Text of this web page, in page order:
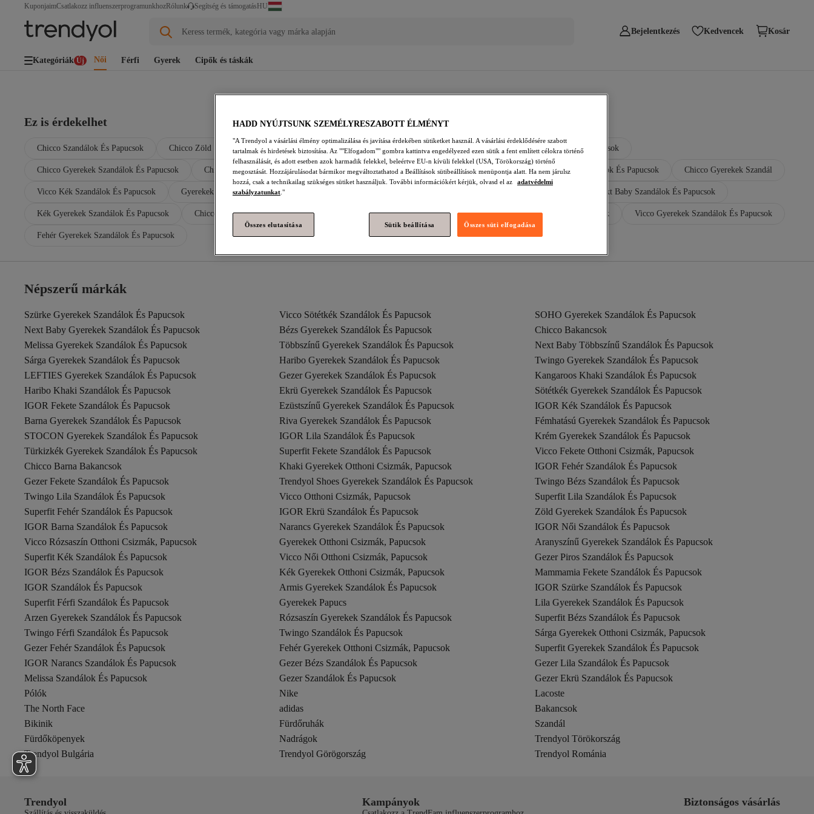
KuponjaimCsatlakozz influenszerprogramunkhoz Rólunk Segítség és támogatásHU
Keress termék, kategória vagy márka alapján Bejelentkezés Kedvencek Kosár
Kategóriák Új Női Férfi Gyerek Cipők és táskák
Ez is érdekelhet
Chicco Szandálok És Papucsok Chicco Zöld Szandálok És Papucsok Chicco Fehér Szandálok És Papucsok Chicco Ezüstszínű Szandálok És Papucsok
Chicco Gyerekek Szandálok És Papucsok Chicco Rózsaszín Szandálok És Papucsok Chicco Kék Szandálok És Papucsok Chicco Sötétkék Szandálok És Papucsok Chicco Gyerekek Szandál
Vicco Kék Szandálok És Papucsok Gyerekek Szandálok És Papucsok Next Baby Szandálok És Papucsok
Kék Gyerekek Szandálok És Papucsok Chicco Fekete Bakancsok Khaki Gyerekek Szandálok És Papucsok Vicco Rózsaszín Szandálok És Papucsok Vicco Gyerekek Szandálok És Papucsok
Fehér Gyerekek Szandálok És Papucsok
Népszerű márkák
Szürke Gyerekek Szandálok És Papucsok Vicco Sötétkék Szandálok És Papucsok
SOHO Gyerekek Szandálok És Papucsok
Next Baby Gyerekek Szandálok És Papucsok
Bézs Gyerekek Szandálok És Papucsok
Chicco Bakancsok
Melissa Gyerekek Szandálok És Papucsok
Többszínű Gyerekek Szandálok És Papucsok
Next Baby Többszínű Szandálok És Papucsok
Sárga Gyerekek Szandálok És Papucsok
Haribo Gyerekek Szandálok És Papucsok
Twingo Gyerekek Szandálok És Papucsok
LEFTIES Gyerekek Szandálok És Papucsok
Gezer Gyerekek Szandálok És Papucsok
Kangaroos Khaki Szandálok És Papucsok
Haribo Khaki Szandálok És Papucsok
Ekrü Gyerekek Szandálok És Papucsok
Sötétkék Gyerekek Szandálok És Papucsok
IGOR Fekete Szandálok És Papucsok
Ezüstszínű Gyerekek Szandálok És Papucsok
IGOR Kék Szandálok És Papucsok
Barna Gyerekek Szandálok És Papucsok
Riva Gyerekek Szandálok És Papucsok
Fémhatású Gyerekek Szandálok És Papucsok
STOCON Gyerekek Szandálok És Papucsok
IGOR Lila Szandálok És Papucsok
Krém Gyerekek Szandálok És Papucsok
Türkizkék Gyerekek Szandálok És Papucsok
Superfit Fekete Szandálok És Papucsok
Vicco Fekete Otthoni Csizmák, Papucsok
Chicco Barna Bakancsok
Khaki Gyerekek Otthoni Csizmák, Papucsok
IGOR Fehér Szandálok És Papucsok
Gezer Fekete Szandálok És Papucsok
Trendyol Shoes Gyerekek Szandálok És Papucsok
Twingo Bézs Szandálok És Papucsok
Twingo Lila Szandálok És Papucsok
Vicco Otthoni Csizmák, Papucsok
Superfit Lila Szandálok És Papucsok
Superfit Fehér Szandálok És Papucsok
IGOR Ekrü Szandálok És Papucsok
Zöld Gyerekek Szandálok És Papucsok
IGOR Barna Szandálok És Papucsok
Narancs Gyerekek Szandálok És Papucsok
IGOR Női Szandálok És Papucsok
Vicco Rózsaszín Otthoni Csizmák, Papucsok
Gyerekek Otthoni Csizmák, Papucsok
Aranyszínű Gyerekek Szandálok És Papucsok
Superfit Kék Szandálok És Papucsok
Vicco Női Otthoni Csizmák, Papucsok
Gezer Piros Szandálok És Papucsok
IGOR Bézs Szandálok És Papucsok
Kék Gyerekek Otthoni Csizmák, Papucsok
Mammamia Fekete Szandálok És Papucsok
IGOR Szandálok És Papucsok
Armis Gyerekek Szandálok És Papucsok
IGOR Szürke Szandálok És Papucsok
Superfit Férfi Szandálok És Papucsok
Gyerekek Papucs
Lila Gyerekek Szandálok És Papucsok
Arzen Gyerekek Szandálok És Papucsok
Rózsaszín Gyerekek Szandálok És Papucsok
Superfit Bézs Szandálok És Papucsok
Twingo Férfi Szandálok És Papucsok
Twingo Szandálok És Papucsok
Sárga Gyerekek Otthoni Csizmák, Papucsok
Gezer Fehér Szandálok És Papucsok
Fehér Gyerekek Otthoni Csizmák, Papucsok
Superfit Gyerekek Szandálok És Papucsok
IGOR Narancs Szandálok És Papucsok
Gezer Bézs Szandálok És Papucsok
Gezer Lila Szandálok És Papucsok
Melissa Szandálok És Papucsok
Gezer Szandálok És Papucsok
Gezer Ekrü Szandálok És Papucsok
Pólók
Nike
Lacoste
The North Face
adidas
Bakancsok
Bikinik
Fürdőruhák
Szandál
Fürdőköpenyek
Nadrágok
Trendyol Törökország
Trendyol Bulgária
Trendyol Görögország Trendyol Románia
Trendyol Kampányok Biztonságos vásárlás
HADD NYÚJTSUNK SZEMÉLYRESZABOTT ÉLMÉNYT
"A Trendyol a vásárlási élmény optimalizálása és javítása érdekében sütiketket használ. A vásárlási érdeklődésére szabott
tartalmak és hirdetések biztosítása. Az ""Elfogadom"" gombra kattintva engedélyezed ezen sütik a fent említett célokra történő
felhasználását, és adott esetben azok harmadik felekkel, beleértve EU-n kívüli felekkel (USA, Törökország) történő
megosztását. Hozzájárulásodat bármikor megváltoztathatod a Beállítások sütibeállítások menüpontja alatt. Ha nem járulsz
hozzá, csak a technikailag szükséges sütiket használjuk. További információkért kérjük, olvasd el az
adatvédelmi
szabályzatunkat ."
Összes elutasítása Sütik beállítása Összes süti elfogadása